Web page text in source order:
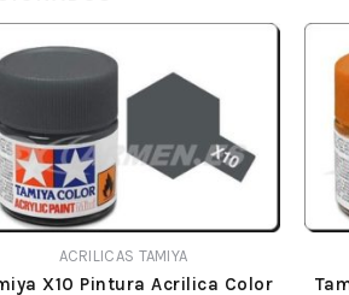
ACRILICAS TAMIYA
X10 Pintura Acrilica Color